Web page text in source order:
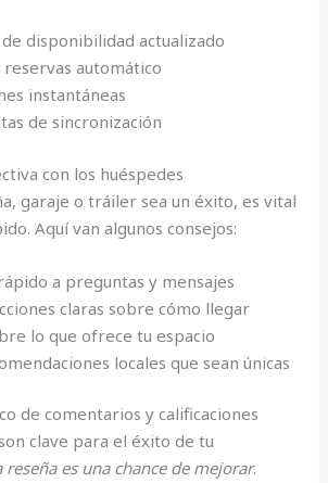
disponibilidad actualizado
reservas automático
instantáneas
de sincronización
con los huéspedes
garaje o tráiler sea un éxito, es vital
Aquí van algunos consejos:
a preguntas y mensajes
claras sobre cómo llegar
lo que ofrece tu espacio
locales que sean únicas
de comentarios y calificaciones
clave para el éxito de tu
reseña es una chance de mejorar.